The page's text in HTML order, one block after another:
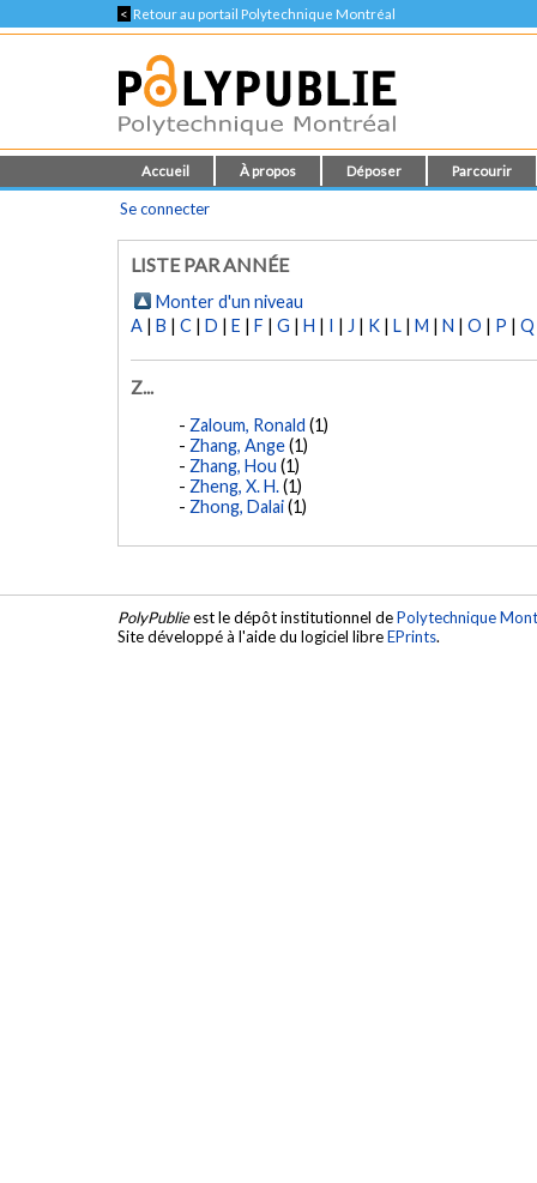
< Retour au portail Polytechnique Montréal
Accueil À propos Déposer Parcourir
Se connecter
LISTE PAR ANNÉE
Monter d'un niveau
A | B | C | D | E | F | G | H | I | J | K | L | M | N | O | P | Q
Z...
Zaloum, Ronald (1)
Zhang, Ange(1)
Zhang, Hou (1)
Zheng, X. H.(1)
Zhong, Dalai(1)
PolyPublieest le dépôt institutionnel dePolytechnique
Site développé à l'aide du logiciel libreEPrints.